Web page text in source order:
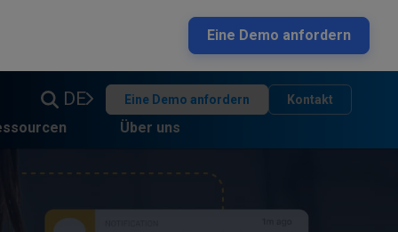
Eine Demo anfordern